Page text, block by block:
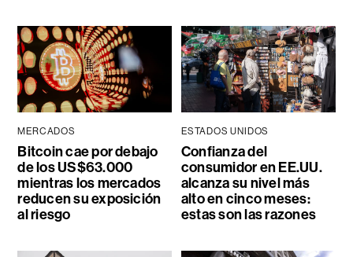
MERCADOS
Bitcoin cae por debajo
de los US$63.000
mientras los mercados
reducen su exposición
al riesgo
ESTADOS UNIDOS
Confianza del
consumidor en EE.UU.
alcanza su nivel más
alto en cinco meses:
estas son las razones